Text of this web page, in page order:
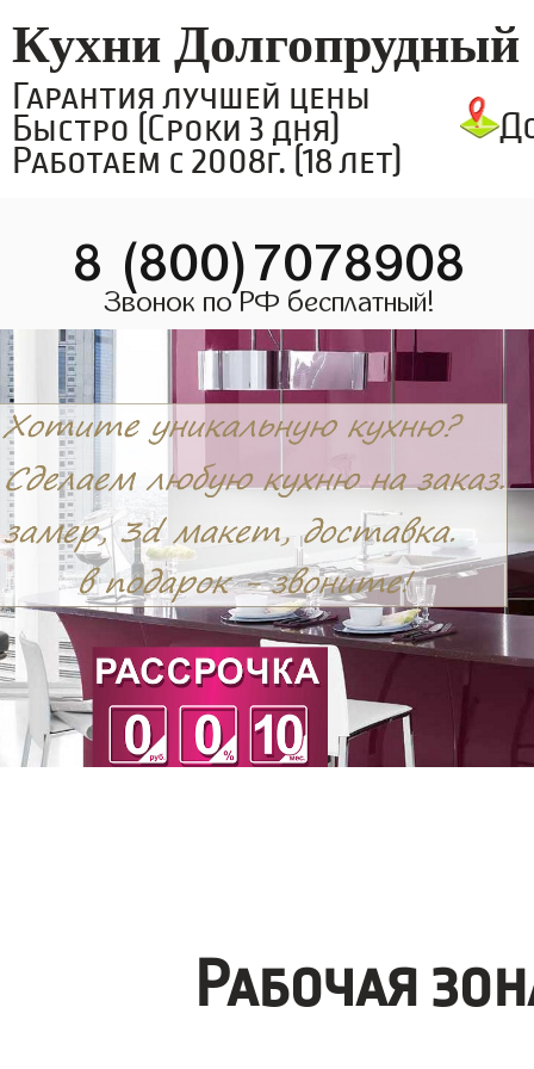
Кухни Долгопрудный
Гарантия лучшей цены
Быстро (Сроки 3 дня)
Работаем с 2008г. (18 лет)
8 (800)7078908
Звонок по РФ бесплатный!
Рабочая